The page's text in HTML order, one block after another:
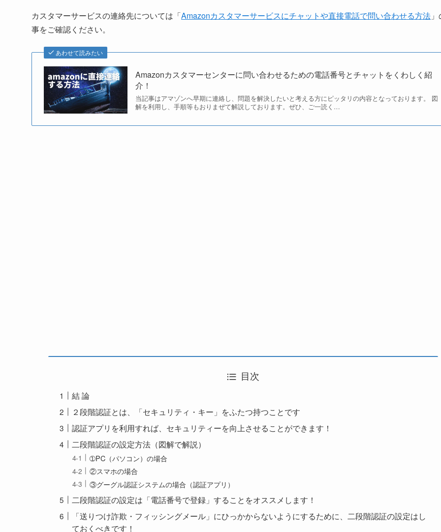
カスタマーサービスの連絡先については「Amazonカスタマーサービスにチャットや直接電話で問い合わせる方法
事をご確認ください。
あわせて読みたい
Amazonカスタマーセンターに問い合わせるための電話番号とチャットをくわしく紹
介！
当記事はアマゾンへ早期に連絡し、問題を解決したいと考える方にピッタリの内容となっております。 図
解を利用し、手順等もおりまぜて解説しております。ぜひ、ご一読く…
目次
結 論
２段階認証とは、「セキュリティ・キー」をふたつ持つことです
認証アプリを利用すれば、セキュリティーを向上させることができます！
二段階認証の設定方法（図解で解説）
➀PC（パソコン）の場合
②スマホの場合
③グーグル認証システムの場合（認証アプリ）
二段階認証の設定は「電話番号で登録」することをオススメします！
「送りつけ詐欺・フィッシングメール」にひっかからないようにするために、二段階認証の設定はし
ておくべきです！